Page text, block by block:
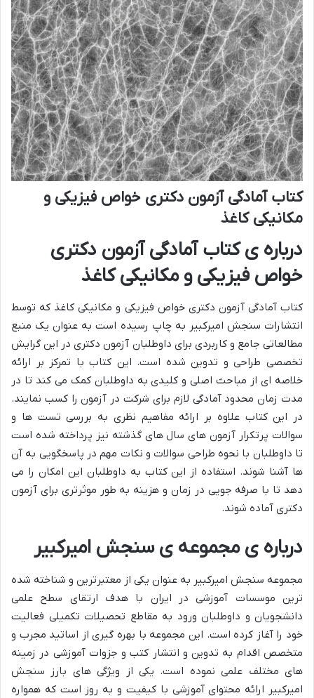
کتاب آمادگی آزمون دکتری خواص فیزیکی و
مکانیکی کاغذ
درباره ی کتاب آمادگی آزمون دکتری
خواص فیزیکی و مکانیکی کاغذ
کتاب آمادگی آزمون دکتری خواص فیزیکی و مکانیکی کاغذ که توسط
انتشارات سنجش امیرکبیر به چاپ رسیده است به عنوان یک منبع
مطالعاتی جامع و کاربردی برای داوطلبان آزمون دکتری در این گرایش
تخصصی طراحی و تدوین شده است. این کتاب با تمرکز بر ارائه
خلاصه ای از مباحث اصلی و کلیدی به داوطلبان کمک می کند تا در
مدت زمان محدود آمادگی لازم برای شرکت در آزمون را کسب نمایند.
در این کتاب علاوه بر ارائه مفاهیم نظری به بررسی تست ها و
سوالات پرتکرار آزمون های سال های گذشته نیز پرداخته شده است
تا داوطلبان با نحوه طراحی سوالات و نکات مهم در پاسخگویی به آن
ها آشنا شوند. استفاده از این کتاب به داوطلبان این امکان را می
دهد تا با صرفه جویی در زمان و هزینه به طور موثرتری برای آزمون
دکتری آماده شوند.
درباره ی مجموعه ی سنجش امیرکبیر
مجموعه سنجش امیرکبیر به عنوان یکی از معتبرترین و شناخته شده
ترین موسسات آموزشی در ایران با هدف ارتقای سطح علمی
دانشجویان و داوطلبان ورود به مقاطع تحصیلات تکمیلی فعالیت
خود را آغاز کرده است. این مجموعه با بهره گیری از اساتید مجرب و
متخصص اقدام به تدوین و انتشار کتب و جزوات آموزشی در زمینه
های مختلف علمی نموده است. یکی از ویژگی های بارز سنجش
امیرکبیر ارائه محتوای آموزشی با کیفیت و به روز است که همواره